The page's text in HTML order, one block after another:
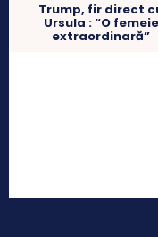
Trump, fir direct
Ursula : “O femeie
extraordinară”